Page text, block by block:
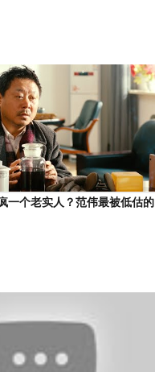
一个老实人？范伟最被低估的